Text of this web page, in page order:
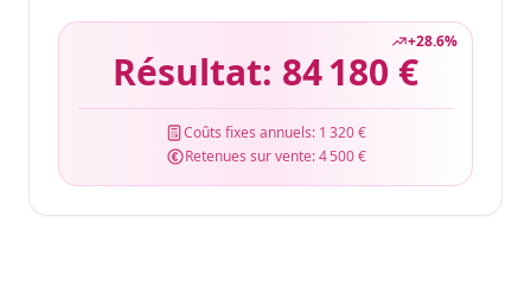
+28.6%
Résultat: 84 180 €
Coûts fixes annuels: 1 320 €
Retenues sur vente:4 500 €